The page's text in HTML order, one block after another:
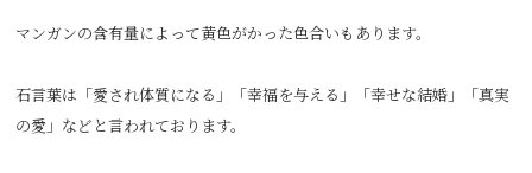
マンガンの含有量によって黄色がかった色合いもあります。
石言葉は「愛され体質になる」「幸福を与える」「幸せな結婚」「真実
の愛」などと言われております。